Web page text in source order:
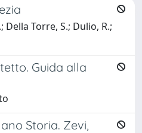
Torre, S.; Dulio, R.;
Guida alla
Storia. Zevi,